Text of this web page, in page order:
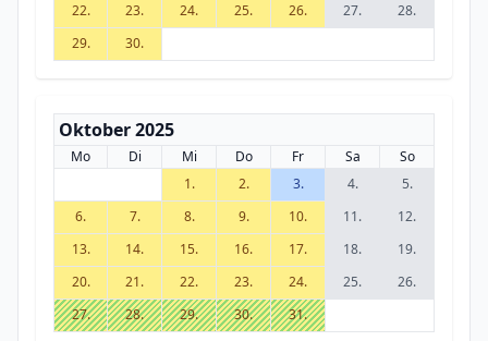
22.
23. 24. 25. 26. 27.
28.
29.
30.
Oktober 2025
Mo Di Mi Do Fr Sa
So
1.
2. 3. 4.
5.
6.
7. 8. 9. 10. 11.
12.
13.
14. 15. 16. 17. 18.
19.
20.
21. 22. 23. 24. 25.
26.
27.
28. 29. 30. 31.